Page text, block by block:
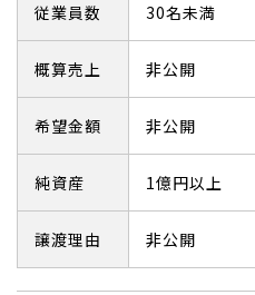
従業員数 30名未満
概算売上 非公開
希望金額 非公開
純資産 1億円以上
譲渡理由 非公開